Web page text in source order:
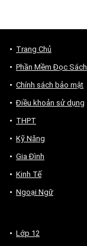
Trang Chủ
Phần Mềm Đọc Sách
Chính sách bảo mật
Điều khoản sử dụng
THPT
Kỹ Năng
Gia Đình
Kinh Tế
Ngoại Ngữ
Lớp 12